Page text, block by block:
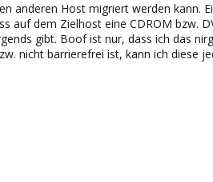
anderen Host migriert werden kann.
auf dem Zielhost eine CDROM bzw.
gibt. Boof ist nur, dass ich das
nicht barrierefrei ist, kann ich diese